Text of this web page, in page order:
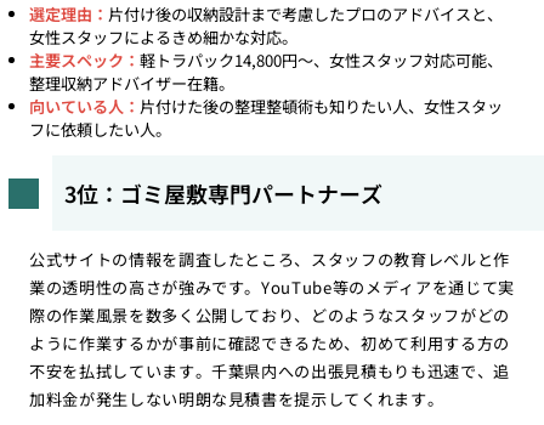
選定理由： 片付け後の収納設計まで考慮したプロのアドバイスと、
女性スタッフによるきめ細かな対応。
主要スペック： 軽トラパック14,800円〜、女性スタッフ対応可能、
整理収納アドバイザー在籍。
向いている人： 片付けた後の整理整頓術も知りたい人、女性スタッ
フに依頼したい人。
3位：ゴミ屋敷専門パートナーズ
公式サイトの情報を調査したところ、スタッフの教育レベルと作
業の透明性の高さが強みです。YouTube等のメディアを通じて実
際の作業風景を数多く公開しており、どのようなスタッフがどの
ように作業するかが事前に確認できるため、初めて利用する方の
不安を払拭しています。千葉県内への出張見積もりも迅速で、追
加料金が発生しない明朗な見積書を提示してくれます。